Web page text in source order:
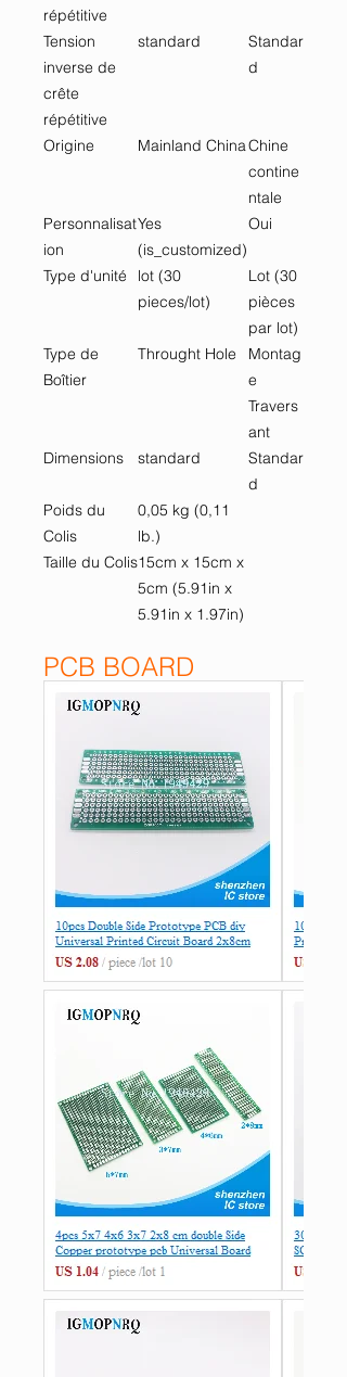
répétitive
Tension
inverse de
crête
répétitive
standard
Standar
d
Origine Mainland ChinaChine
contine
ntale
Personnalisat
ion
Yes
(is_customized)
Oui
Type d'unité
lot (30
pieces/lot)
Lot (30
pièces
par lot)
Type de
Boîtier
Throught Hole
Montag
e
Travers
ant
Dimensions
standard
Standar
d
Poids du
Colis
0,05 kg (0,11
lb.)
Taille du Colis15cm x 15cm x
5cm (5.91in x
5.91in x 1.97in)
26894
PCB BOARD